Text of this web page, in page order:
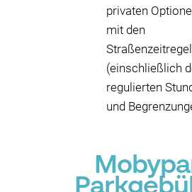
privaten
mit den
(einschließlich
regulierten
und